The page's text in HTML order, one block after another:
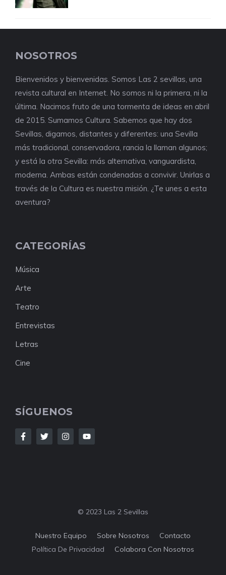
NOSOTROS
Bienvenidos y bienvenidas. Somos Las 2 sevillas, una
revista cultural en Internet. No somos ni la primera, ni la
última. Nacimos fruto de una tormenta de ideas en abril
de 2015. Sumamos Cultura. Sabemos que hay dos
Sevillas, digamos, distantes y diferentes: una Sevilla
más tradicional, conservadora, rancia la llaman algunos;
y está la otra Sevilla: más alternativa, vanguardista,
moderna. Ambas están condenadas a convivir. Unirlas a
través de la Cultura es nuestra misión. ¿Te unes a esta
aventura?
CATEGORÍAS
Música
Arte
Teatro
Entrevistas
Letras
Cine
SÍGUENOS
© 2023 Las 2 Sevillas
Nuestro Equipo Sobre Nosotros
Contacto
Política De Privacidad
Colabora Con Nosotros